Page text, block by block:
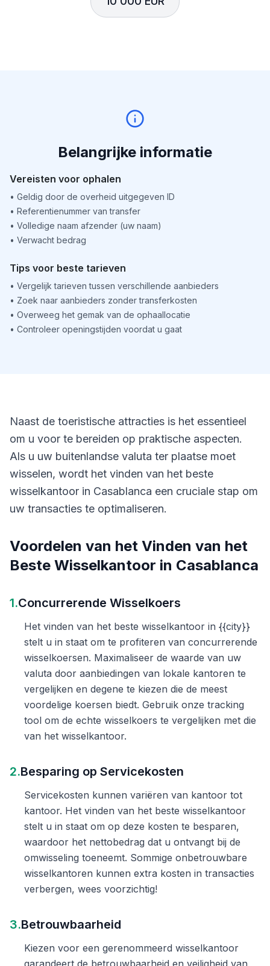
Belangrijke informatie
Vereisten voor ophalen
• Geldig door de overheid uitgegeven ID
• Referentienummer van transfer
• Volledige naam afzender (uw naam)
• Verwacht bedrag
Tips voor beste tarieven
• Vergelijk tarieven tussen verschillende aanbieders
• Zoek naar aanbieders zonder transferkosten
• Overweeg het gemak van de ophaallocatie
• Controleer openingstijden voordat u gaat
Naast de toeristische attracties is het essentieel
om u voor te bereiden op praktische aspecten.
Als u uw buitenlandse valuta ter plaatse moet
wisselen, wordt het vinden van het beste
wisselkantoor in Casablanca een cruciale stap om
uw transacties te optimaliseren.
Voordelen van het Vinden van het
Beste Wisselkantoor in Casablanca
1.Concurrerende Wisselkoers
Het vinden van het beste wisselkantoor in {{city}}
stelt u in staat om te profiteren van concurrerende
wisselkoersen. Maximaliseer de waarde van uw
valuta door aanbiedingen van lokale kantoren te
vergelijken en degene te kiezen die de meest
voordelige koersen biedt. Gebruik onze tracking
tool om de echte wisselkoers te vergelijken met die
van het wisselkantoor.
2.Besparing op Servicekosten
Servicekosten kunnen variëren van kantoor tot
kantoor. Het vinden van het beste wisselkantoor
stelt u in staat om op deze kosten te besparen,
waardoor het nettobedrag dat u ontvangt bij de
omwisseling toeneemt. Sommige onbetrouwbare
wisselkantoren kunnen extra kosten in transacties
verbergen, wees voorzichtig!
3.Betrouwbaarheid
Kiezen voor een gerenommeerd wisselkantoor
garandeert de betrouwbaarheid en veiligheid van